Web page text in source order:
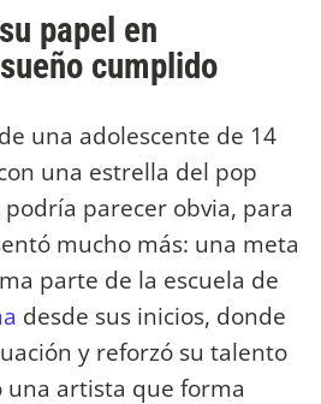
papel en
cumplido
una adolescente de 14
una estrella del pop
podría parecer obvia, para
mucho más: una meta
parte de la escuela de
desde sus inicios, donde
y reforzó su talento
una artista que forma